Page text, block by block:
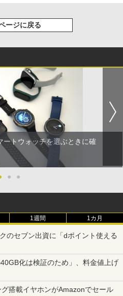
ージに戻る
ートウォッチを選ぶときに確
● ●
1週間 1カ月
のセブン出資に「dポイント使える
化は検証のため」、料金値上げ
搭載イヤホンがAmazonでセール